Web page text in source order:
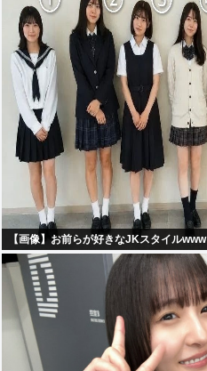
【画像】お前らが好きなJKスタイルwww